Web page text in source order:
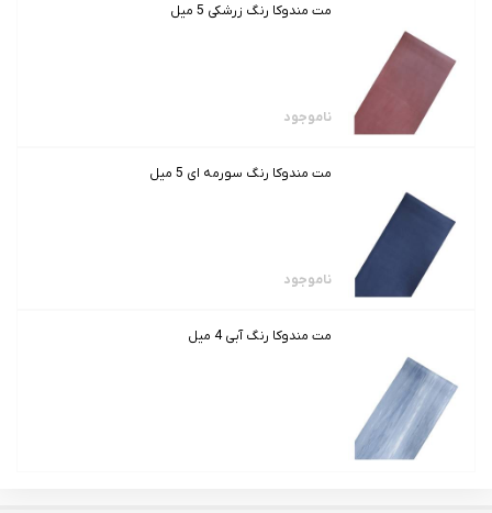
مت مندوکا رنگ زرشکی 5 میل
ناموجود
مت مندوکا رنگ سورمه ای 5 میل
ناموجود
مت مندوکا رنگ آبی 4 میل